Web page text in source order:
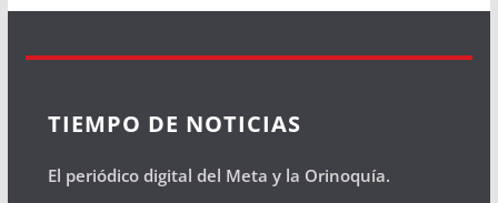
TIEMPO DE NOTICIAS
El periódico digital del Meta y la Orinoquía.